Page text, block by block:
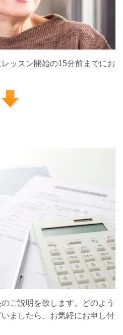
ッスン開始の15分前までにお
ご説明を致します。どのよう
ましたら、お気軽にお申し付